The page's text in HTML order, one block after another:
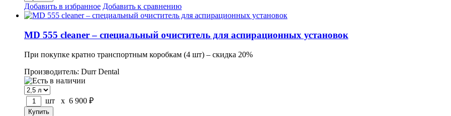
Добавить в избранное Добавить к сравнению
MD 555 cleaner – специальный очиститель для аспирационных установок
При покупке кратно транспортным коробкам (4 шт) – скидка 20%
Производитель: Durr Dental
шт x 6 900 ₽